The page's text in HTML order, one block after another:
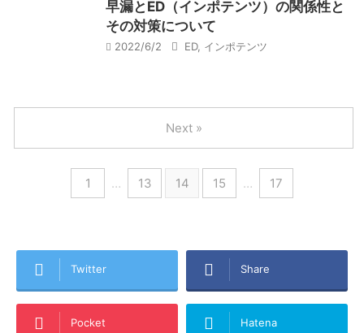
早漏とED（インポテンツ）の関係性と
その対策について
2022/6/2 ED, インポテンツ
1 … 13 14 15 … 17
Next »
Twitter Share
Pocket Hatena